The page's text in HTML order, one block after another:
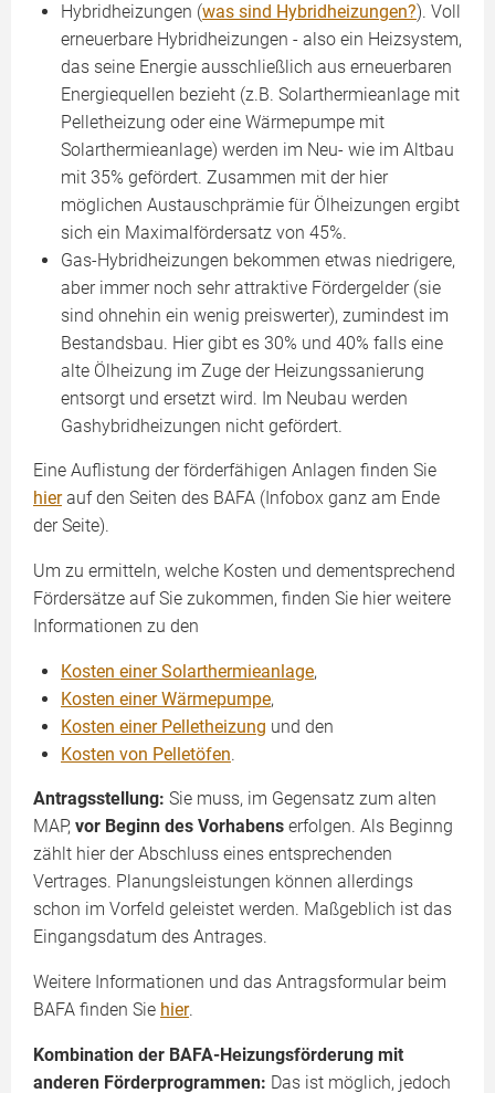
Hybridheizungen (was sind Hybridheizungen?). Voll
erneuerbare Hybridheizungen - also ein Heizsystem,
das seine Energie ausschließlich aus erneuerbaren
Energiequellen bezieht (z.B. Solarthermieanlage mit
Pelletheizung oder eine Wärmepumpe mit
Solarthermieanlage) werden im Neu- wie im Altbau
mit 35% gefördert. Zusammen mit der hier
möglichen Austauschprämie für Ölheizungen ergibt
sich ein Maximalfördersatz von 45%.
Gas-Hybridheizungen bekommen etwas niedrigere,
aber immer noch sehr attraktive Fördergelder (sie
sind ohnehin ein wenig preiswerter), zumindest im
Bestandsbau. Hier gibt es 30% und 40% falls eine
alte Ölheizung im Zuge der Heizungssanierung
entsorgt und ersetzt wird. Im Neubau werden
Gashybridheizungen nicht gefördert.
Eine Auflistung der förderfähigen Anlagen finden Sie
hierauf den Seiten des BAFA (Infobox ganz am Ende
der Seite).
Um zu ermitteln, welche Kosten und dementsprechend
Fördersätze auf Sie zukommen, finden Sie hier weitere
Informationen zu den
Kosten einer Solarthermieanlage,
Kosten einer Wärmepumpe,
Kosten einer Pelletheizung und den
Kosten von Pelletöfen.
Antragsstellung: Sie muss, im Gegensatz zum alten
MAP, vor Beginn des Vorhabens erfolgen. Als Beginng
zählt hier der Abschluss eines entsprechenden
Vertrages. Planungsleistungen können allerdings
schon im Vorfeld geleistet werden. Maßgeblich ist das
Eingangsdatum des Antrages.
Weitere Informationen und das Antragsformular beim
BAFA finden Sie hier.
Kombination der BAFA-Heizungsförderung mit
anderen Förderprogrammen: Das ist möglich, jedoch